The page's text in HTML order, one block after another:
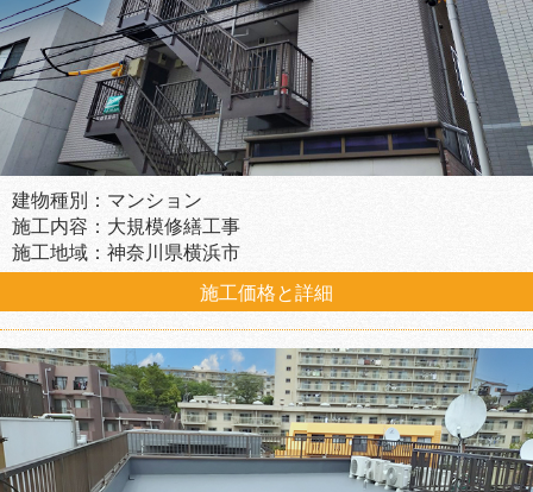
建物種別：マンション
施工内容：大規模修繕工事
施工地域：神奈川県横浜市
施工価格と詳細